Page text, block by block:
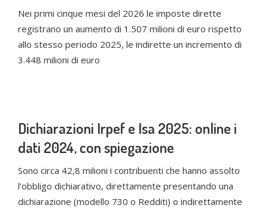
Nei primi cinque mesi del 2026 le imposte dirette
registrano un aumento di 1.507 milioni di euro rispetto
allo stesso periodo 2025, le indirette un incremento di
3.448 milioni di euro
Dichiarazioni Irpef e Isa 2025: online i
dati 2024, con spiegazione
Sono circa 42,8 milioni i contribuenti che hanno assolto
l’obbligo dichiarativo, direttamente presentando una
dichiarazione (modello 730 o Redditi) o indirettamente